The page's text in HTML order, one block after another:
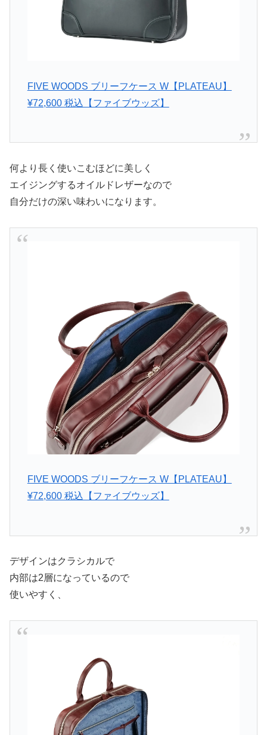
FIVE WOODS ブリーフケース W【PLATEAU】
¥72,600 税込【ファイブウッズ】
何より長く使いこむほどに美しく
エイジングするオイルドレザーなので
自分だけの深い味わいになります。
FIVE WOODS ブリーフケース W【PLATEAU】
¥72,600 税込【ファイブウッズ】
デザインはクラシカルで
内部は2層になっているので
使いやすく、